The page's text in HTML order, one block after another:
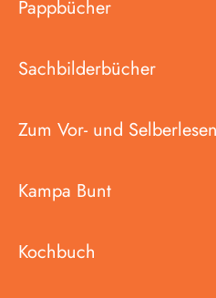
Pappbücher
Sachbilderbücher
Zum Vor- und Selberlesen
Kampa Bunt
Kochbuch